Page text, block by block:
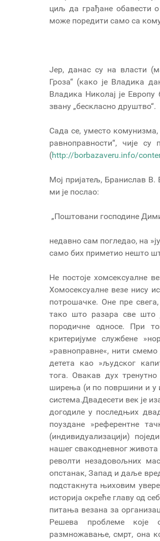
циљ да грађане обавести о
може поредити само са
Јер, данас су на власти
Гроза“ (како је Владика
Владика Николај је
звану „бескласно
Сада се, уместо
равноправности“, чије
(http://borbazaveru.info/
Мој пријатељ, Бранислав В.
ми је послао:
„Поштовани господине
недавно сам погледао, на
само бих приметио нешто
Не постоје хомсексуалне
Хомосексуалне везе нису
потрошачке. Оне пре свега,
тако што разара све што
породичне односе. При
критеријуме службене
»равноправне«, нити
детета као »људског
тога. Овакав дух
ширења (и по површини и у
система.Двадесети век је
догодиле у последњих
поуздане »референтне
(индивидуализацији)
нашег свакодневног живота
револти незадовољних
опстанак, Запад и даље
подстакнута њиховим
историја окреће главу од
питања везана за
Решева проблеме које
размножавање, смрт, она